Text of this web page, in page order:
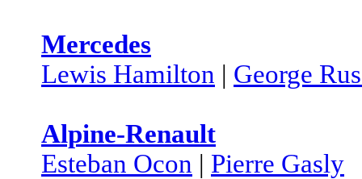
Mercedes
Lewis Hamilton | George
Alpine-Renault
Esteban Ocon | Pierre Gasly